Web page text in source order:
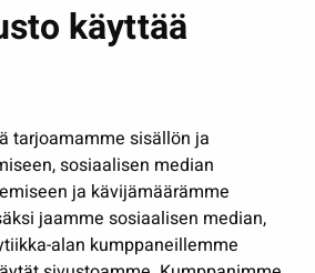
käyttää
tarjoamamme sisällön ja
sosiaalisen median
ja kävijämäärämme
jaamme sosiaalisen median,
alan kumppaneillemme